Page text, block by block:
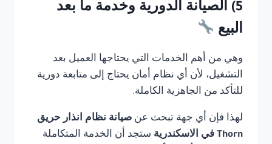
5) الصيانة الدورية وخدمة ما بعد
البيع
وهي من أهم الخدمات التي يحتاجها العميل بعد
التشغيل، لأن أي نظام أمان يحتاج إلى متابعة دورية
للتأكد من الجاهزية الكاملة.
لهذا فإن أي جهة تبحث عن صيانة نظام انذار حريق
Thorn في الاسكندرية
ستجد أن الخدمة المتكاملة